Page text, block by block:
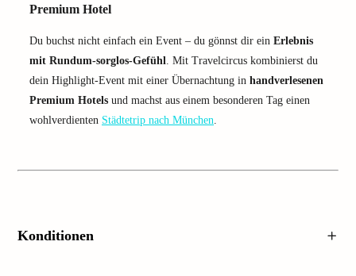
Premium Hotel
Du buchst nicht einfach ein Event – du gönnst dir ein Erlebnis
mit Rundum-sorglos-Gefühl. Mit Travelcircus kombinierst du
dein Highlight-Event mit einer Übernachtung in handverlesenen
Premium Hotels und machst aus einem besonderen Tag einen
wohlverdienten Städtetrip nach München.
Konditionen